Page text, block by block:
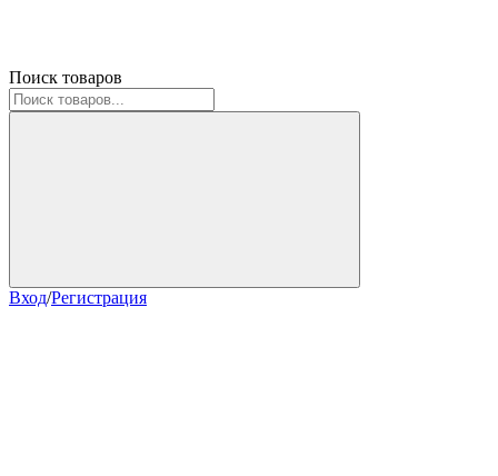
Поиск товаров
Вход/Регистрация